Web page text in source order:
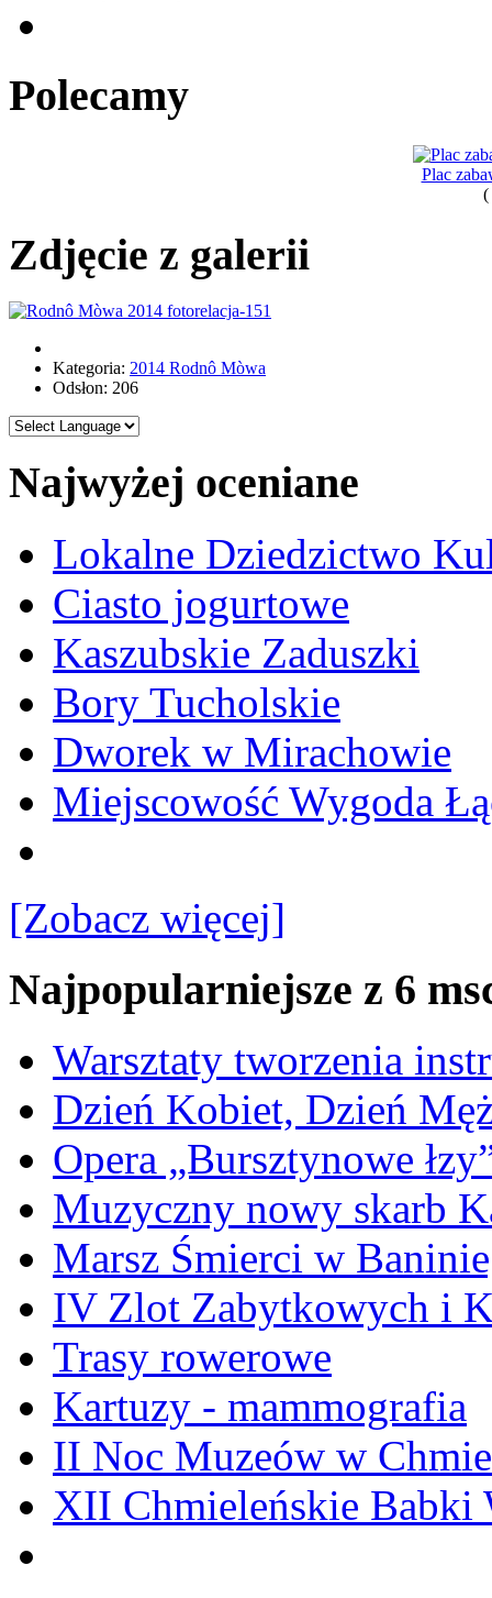
Polecamy
Plac
(
Zdjęcie z galerii
Kategoria: 2014 Rodnô Mòwa
Odsłon: 206
Najwyżej oceniane
Lokalne Dziedzictwo
Ciasto jogurtowe
Kaszubskie Zaduszki
Bory Tucholskie
Dworek w Mirachowie
Miejscowość Wygoda
[Zobacz więcej]
Najpopularniejsze z 6
Warsztaty tworzenia
Dzień Kobiet, Dzień
Opera „Bursztynowe
Muzyczny nowy skarb
Marsz Śmierci w
IV Zlot Zabytkowych i
Trasy rowerowe
Kartuzy - mammografia
II Noc Muzeów w
XII Chmieleńskie Babki